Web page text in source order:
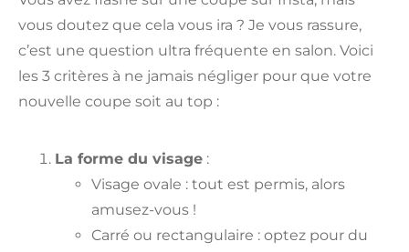
vous doutez que cela vous ira ? Je vous rassure,
c’est une question ultra fréquente en salon. Voici
les 3 critères à ne jamais négliger pour que votre
nouvelle coupe soit au top :
La forme du visage :
Visage ovale : tout est permis, alors
amusez-vous !
Carré ou rectangulaire : optez pour du